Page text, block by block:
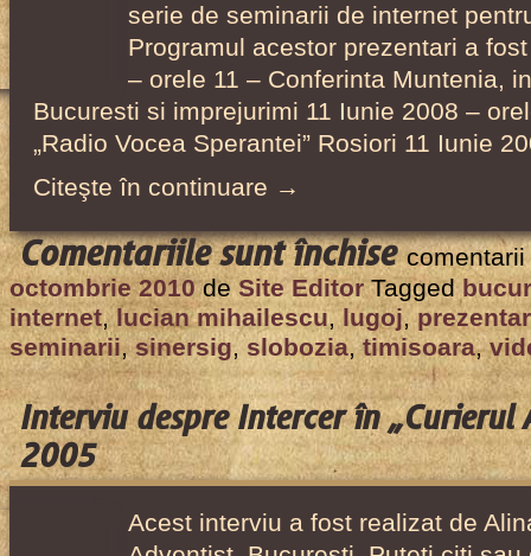
serie de seminarii de internet
Programul acestor prezentari a
– orele 11 – Conferinta Muntenia,
Bucuresti si imprejurimi 11 Iunie 2008 –
„Radio Vocea Sperantei” Rosiori 11 Iunie
Citeşte în continuare →
Comentariile sunt închisepentru
Seminarii
de
Internet
de
Intercer
în
în
octombrie 2010 de Site EditorTagged
internet,lucian mihailescu,lugoj,
seminarii,sinersig,slobozia,timisoara,
Interviu despre Intercer în „Curierul
2005
Acest interviu a fost realizat de